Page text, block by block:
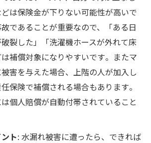
は保険金が下りない可能性が高いで
であることが重要なので、「ある日
裂した」「洗濯機ホースが外れて床
補償対象になりやすいです​。またマ
害を与えた場合、上階の人が加入し
保険で補償される場合もあります​。
個人賠償が自動付帯されていること
ト: 水漏れ被害に遭ったら、できれば